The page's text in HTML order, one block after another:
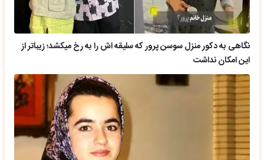
نگاهی به دکور منزل سوسن پرور که سلیقه اش را به رخ میکشد؛ زیباتر از
این امکان نداشت